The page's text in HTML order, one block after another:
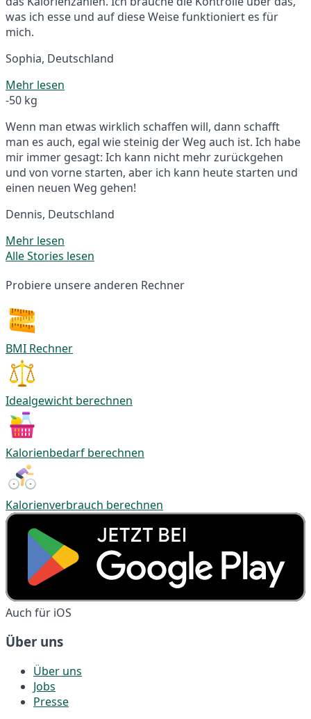
was ich esse und auf diese Weise funktioniert es für
mich.
Sophia, Deutschland
Mehr lesen
-50 kg
Wenn man etwas wirklich schaffen will, dann schafft
man es auch, egal wie steinig der Weg auch ist. Ich habe
mir immer gesagt: Ich kann nicht mehr zurückgehen
und von vorne starten, aber ich kann heute starten und
einen neuen Weg gehen!
Dennis, Deutschland
Mehr lesen
Alle Stories lesen
Probiere unsere anderen Rechner
BMI Rechner
Idealgewicht berechnen
Kalorienbedarf berechnen
Kalorienverbrauch berechnen
Auch für iOS
Über uns
Über uns
Jobs
Presse